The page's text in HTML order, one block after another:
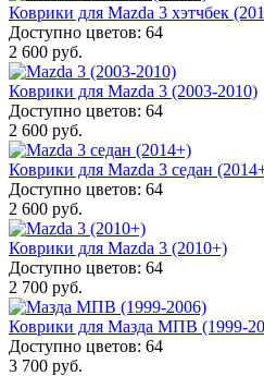
Коврики для Mazda 3 хэтчбек
Доступно цветов: 64
2 600 руб.
Коврики для Mazda 3 (2003-2010)
Доступно цветов: 64
2 600 руб.
Коврики для Mazda 3 седан
Доступно цветов: 64
2 600 руб.
Коврики для Mazda 3 (2010+)
Доступно цветов: 64
2 700 руб.
Коврики для Мазда МПВ (1999-
Доступно цветов: 64
3 700 руб.